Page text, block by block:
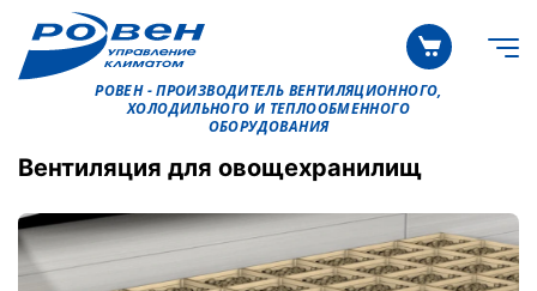
РОВЕН - ПРОИЗВОДИТЕЛЬ ВЕНТИЛЯЦИОННОГО,
ХОЛОДИЛЬНОГО И ТЕПЛООБМЕННОГО
ОБОРУДОВАНИЯ
Вентиляция для овощехранилищ